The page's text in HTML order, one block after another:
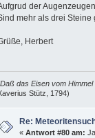
der
mehr als drei Steine
Herbert
das Eisen vom
Stütz, 1794)
Re:
« Antwort #80 am: